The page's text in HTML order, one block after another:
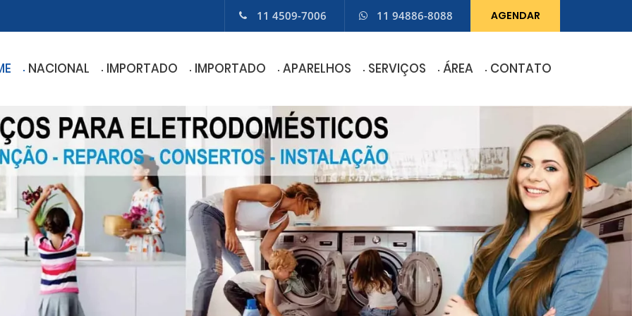
11 4509-7006 11 94886-8088 AGENDAR
NACIONAL IMPORTADO IMPORTADO APARELHOS SERVIÇOS ÁREA CONTATO